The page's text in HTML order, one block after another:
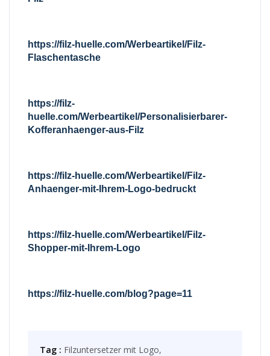
https://filz-huelle.com/Werbeartikel/Filz-
Flaschentasche
https://filz-
huelle.com/Werbeartikel/Personalisierbarer-
Kofferanhaenger-aus-Filz
https://filz-huelle.com/Werbeartikel/Filz-
Anhaenger-mit-Ihrem-Logo-bedruckt
https://filz-huelle.com/Werbeartikel/Filz-
Shopper-mit-Ihrem-Logo
https://filz-huelle.com/blog?page=11
Tag : Filzuntersetzer mit Logo,